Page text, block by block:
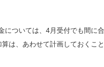
ついては、4月受付でも間に合
は、あわせて計画しておくこと